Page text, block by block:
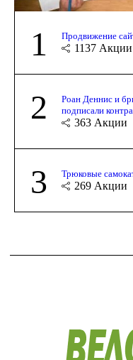
1 Продвижение
1137 Акции
2
Роан Деннис и
подписали
363 Акции
3 Трюковые
269 Акции